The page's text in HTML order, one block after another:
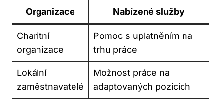
Organizace Nabízené služby
Charitní
organizace
Pomoc s uplatněním na
trhu práce
Lokální
zaměstnavatelé
Možnost práce na
adaptovaných pozicích